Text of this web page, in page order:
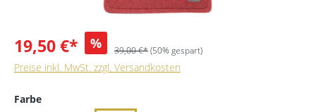
19,50 €* % 39,00 €*(50% gespart)
Preise inkl. MwSt. zzgl. Versandkosten
Farbe